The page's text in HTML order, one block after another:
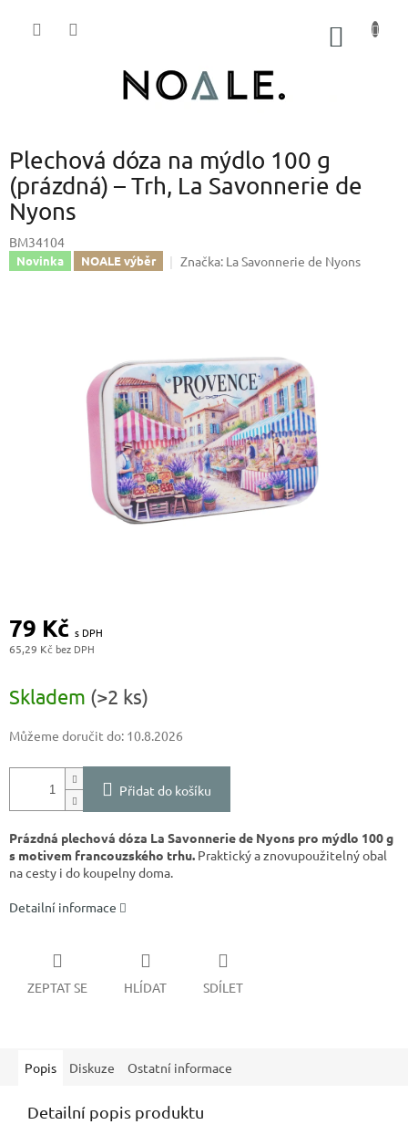
Plechová dóza na mýdlo 100 g
(prázdná) – Trh, La Savonnerie de
Nyons
BM34104
Novinka NOALE výběr Značka: La Savonnerie de Nyons
79 Kč
65,29 Kč
cena:
Skladem (>2 ks)
Můžeme doručit do: 10.8.2026
Přidat do košíku
Prázdná plechová dóza La Savonnerie de Nyons pro mýdlo 100 g
s motivem francouzského trhu. Praktický a znovupoužitelný obal
na cesty i do koupelny doma.
Detailní informace
ZEPTAT SE HLÍDAT SDÍLET
Popis Diskuze Ostatní informace
Detailní popis produktu